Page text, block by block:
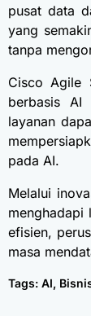
pusat data
yang
tanpa
Cisco Agile
berbasis AI
layanan
pada AI.
Melalui
menghadapi
efisien,
masa
Tags: AI,